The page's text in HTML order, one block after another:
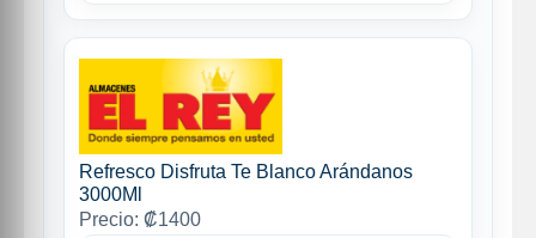
Refresco Disfruta Te Blanco Arándanos
3000Ml
Precio: ₡1400